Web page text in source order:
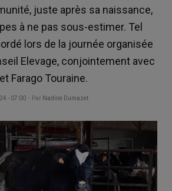
juste après sa naissance,
à ne pas sous-estimer. Tel
lors de la journée organisée
Elevage, conjointement avec
Farago Touraine.
- 07:00 - Par Nadine Dumazet